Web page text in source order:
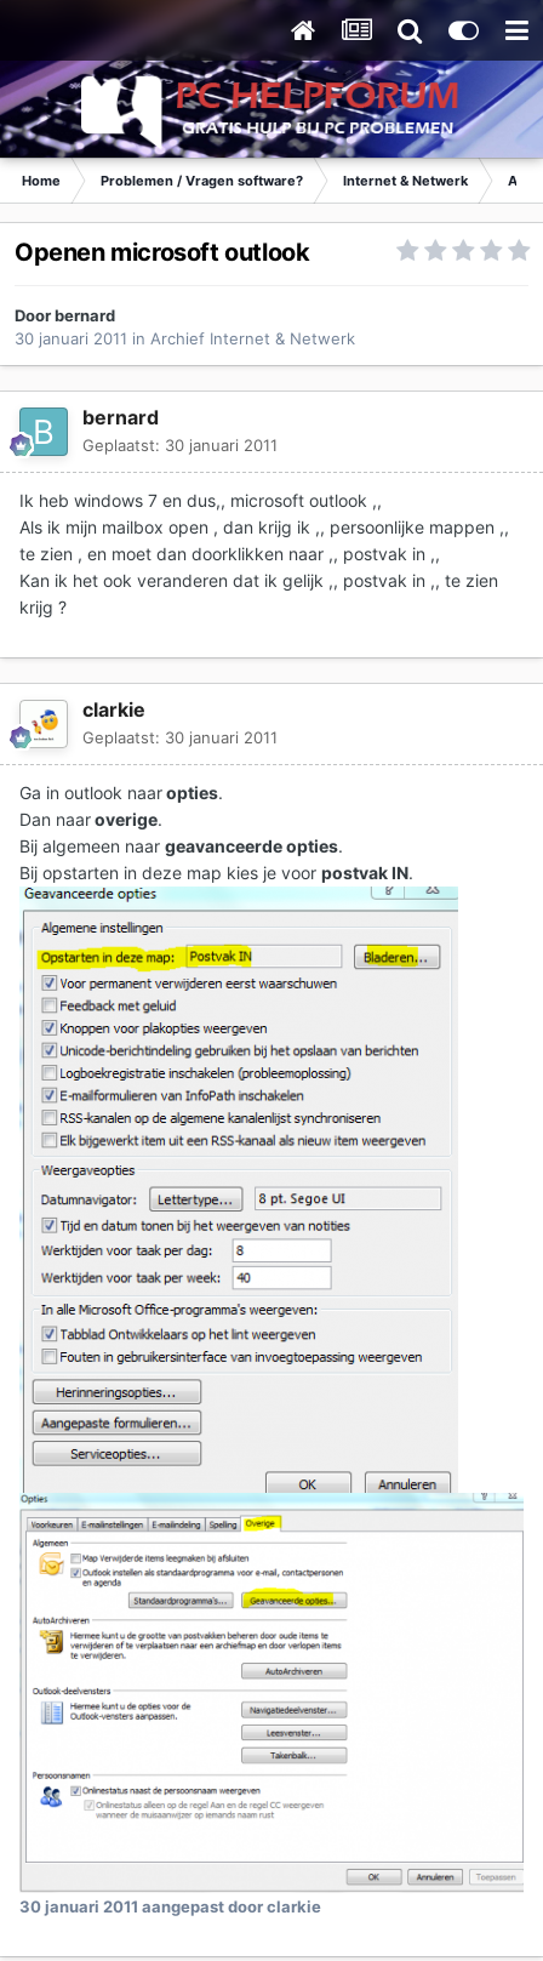
Home Problemen / Vragen software? Internet & Netwerk
Openen microsoft outlook
Doorbernard
30 januari 2011 in Archief Internet & Netwerk
bernard
Geplaatst: 30 januari 2011
Ik heb windows 7 en dus,, microsoft outlook ,,
Als ik mijn mailbox open , dan krijg ik ,, persoonlijke mappen ,,
te zien , en moet dan doorklikken naar ,, postvak in ,,
Kan ik het ook veranderen dat ik gelijk ,, postvak in ,, te zien
krijg ?
clarkie
Geplaatst: 30 januari 2011
Ga in outlook naaropties.
Dan naaroverige.
Bij algemeen naar geavanceerde opties.
Bij opstarten in deze map kies je voor postvak IN.
30 januari 2011 aangepast door clarkie